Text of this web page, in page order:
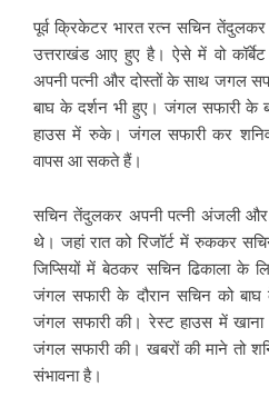
पूर्व क्रिकेटर भारत रत्न सचिन
उत्तराखंड आए हुए है। ऐसे में वो कॉर्बेट
अपनी पत्नी और दोस्तों के साथ जगल
बाघ के दर्शन भी हुए। जंगल सफारी के
हाउस में रुके। जंगल सफारी कर
वापस आ सकते हैं।
सचिन तेंदुलकर अपनी पत्नी अंजली और
थे। जहां रात को रिजॉर्ट में रुककर
जिप्सियों में बेठकर सचिन ढिकाला के
जंगल सफारी के दौरान सचिन को
जंगल सफारी की। रेस्ट हाउस में खाना
जंगल सफारी की। खबरों की माने तो
संभावना है।